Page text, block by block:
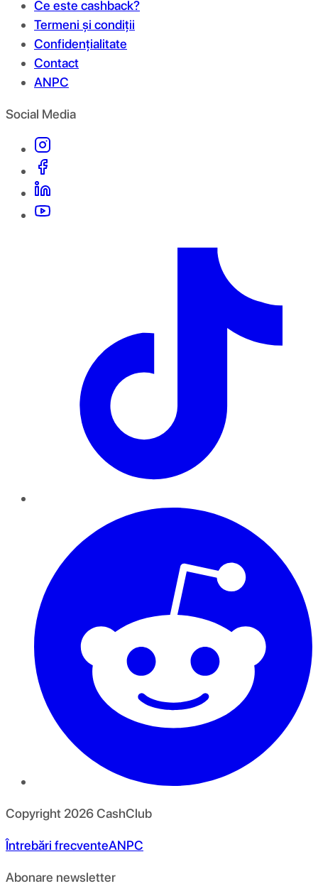
Ce este cashback?
Termeni și condiții
Confidențialitate
Contact
ANPC
Social Media
Copyright 2026CashClub
Întrebări frecventeANPC
Abonare newsletter